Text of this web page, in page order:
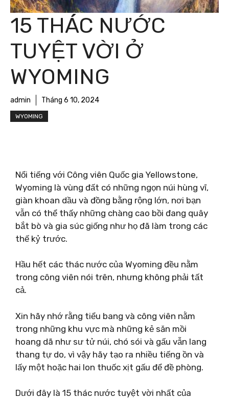
15 THÁC NƯỚC
TUYỆT VỜI Ở
WYOMING
admin Tháng 6 10, 2024
WYOMING
Nổi tiếng với Công viên Quốc gia Yellowstone,
Wyoming là vùng đất có những ngọn núi hùng vĩ,
giàn khoan dầu và đồng bằng rộng lớn, nơi bạn
vẫn có thể thấy những chàng cao bồi đang quây
bắt bò và gia súc giống như họ đã làm trong các
thế kỷ trước.
Hầu hết các thác nước của Wyoming đều nằm
trong công viên nói trên, nhưng không phải tất
cả.
Xin hãy nhớ rằng tiểu bang và công viên nằm
trong những khu vực mà những kẻ săn mồi
hoang dã như sư tử núi, chó sói và gấu vẫn lang
thang tự do, vì vậy hãy tạo ra nhiều tiếng ồn và
lấy một hoặc hai lon thuốc xịt gấu để đề phòng.
Dưới đây là 15 thác nước tuyệt vời nhất của